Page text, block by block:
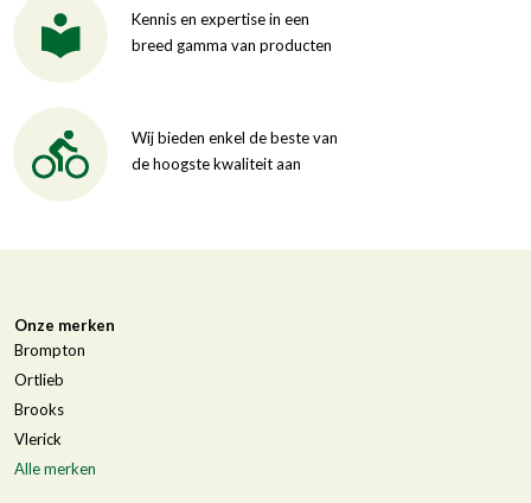
Kennis en expertise in een
breed gamma van producten
Wij bieden enkel de beste van
de hoogste kwaliteit aan
Onze merken
Brompton
Ortlieb
Brooks
Vlerick
Alle merken